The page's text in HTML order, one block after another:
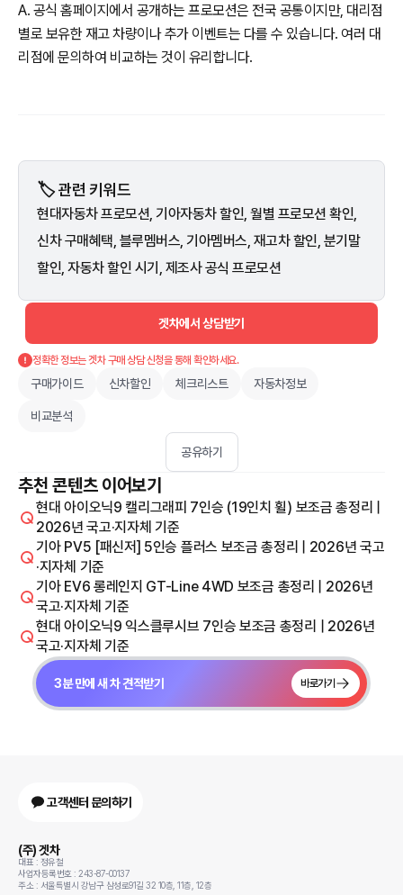
A. 공식 홈페이지에서 공개하는 프로모션은 전국 공통이지만, 대리점
별로 보유한 재고 차량이나 추가 이벤트는 다를 수 있습니다. 여러 대
리점에 문의하여 비교하는 것이 유리합니다.
🏷️ 관련 키워드
현대자동차 프로모션, 기아자동차 할인, 월별 프로모션 확인,
신차 구매혜택, 블루멤버스, 기아멤버스, 재고차 할인, 분기말
할인, 자동차 할인 시기, 제조사 공식 프로모션
겟차에서 상담받기
정확한 정보는 겟차 구매 상담 신청을 통해 확인하세요.
구매가이드 신차할인 체크리스트 자동차정보
비교분석
공유하기
추천 콘텐츠 이어보기
현대 아이오닉9 캘리그래피 7인승 (19인치 휠) 보조금 총정리 |
2026년 국고·지자체 기준
기아 PV5 [패신저] 5인승 플러스 보조금 총정리 | 2026년 국고
·지자체 기준
기아 EV6 롱레인지 GT-Line 4WD 보조금 총정리 | 2026년
국고·지자체 기준
현대 아이오닉9 익스클루시브 7인승 보조금 총정리 | 2026년
국고·지자체 기준
3분 만에 새 차 견적받기 바로가기
고객센터 문의하기
(주) 겟차
대표 : 정유철
사업자등록번호 : 243-87-00137
주소 : 서울특별시 강남구 삼성로91길 32 10층, 11층, 12층